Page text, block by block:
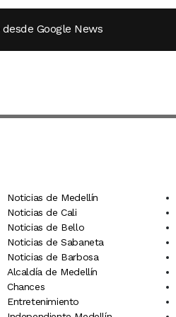
desde Google News
Noticias de Medellín
Noticias de Cali
Noticias de Bello
Noticias de Sabaneta
Noticias de Barbosa
Alcaldía de Medellín
Chances
Entretenimiento